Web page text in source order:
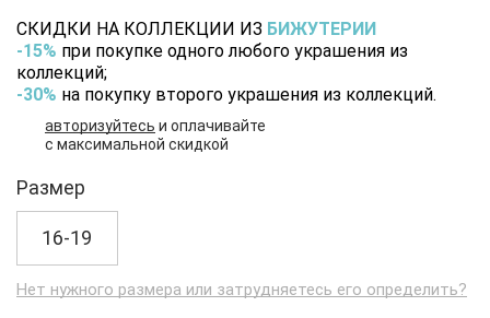
СКИДКИ НА КОЛЛЕКЦИИ ИЗ БИЖУТЕРИИ
-15% при покупке одного любого украшения из
коллекций;
-30% на покупку второго украшения из коллекций.
авторизуйтесь и оплачивайте
с максимальной скидкой
Размер
16-19
Нет нужного размера или затрудняетесь его определить?